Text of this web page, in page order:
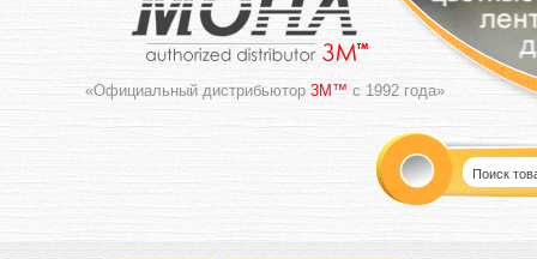
«Официальный дистрибьютор 3M™ с 1992 года»